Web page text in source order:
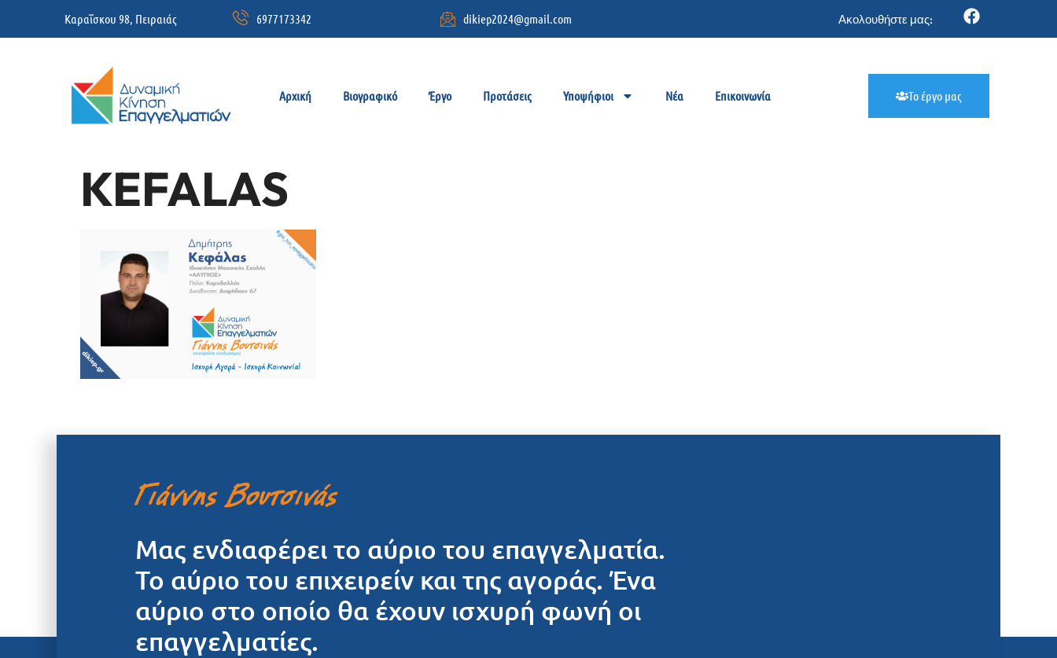
Καραΐσκου 98, Πειραιάς 6977173342 dikiep2024@gmail.com Ακολουθήστε μας:
Αρχική Βιογραφικό Έργο Προτάσεις Υποψήφιοι Νέα Επικοινωνία Το έργο μας
KEFALAS
Μας ενδιαφέρει το αύριο του επαγγελματία.
Το αύριο του επιχειρείν και της αγοράς. Ένα
αύριο στο οποίο θα έχουν ισχυρή φωνή οι
επαγγελματίες.